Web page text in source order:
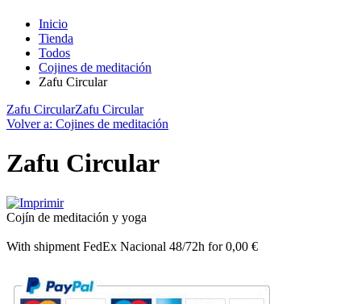
Inicio
Tienda
Todos
Cojines de meditación
Zafu Circular
Zafu CircularZafu Circular
Volver a: Cojines de meditación
Zafu Circular
Cojín de meditación y yoga
With shipment FedEx Nacional 48/72h for 0,00 €